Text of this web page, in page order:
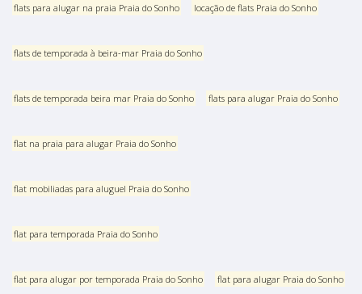
flats para alugar na praia Praia do Sonho locação de flats Praia do Sonho
flats de temporada à beira-mar Praia do Sonho
flats de temporada beira mar Praia do Sonho flats para alugar Praia do Sonho
flat na praia para alugar Praia do Sonho
flat mobiliadas para aluguel Praia do Sonho
flat para temporada Praia do Sonho
flat para alugar por temporada Praia do Sonho flat para alugar Praia do Sonho